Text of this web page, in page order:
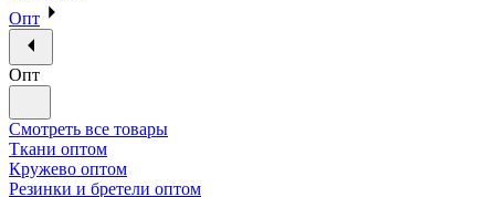
Опт
Опт
Смотреть все товары
Ткани оптом
Кружево оптом
Резинки и бретели оптом